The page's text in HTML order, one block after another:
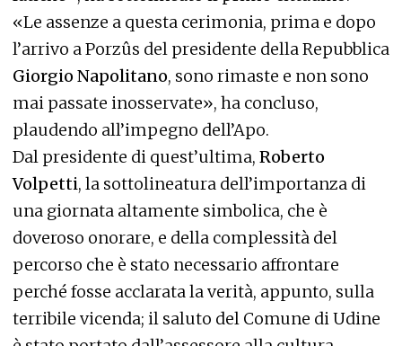
«Le assenze a questa cerimonia, prima e dopo
l’arrivo a Porzûs del presidente della Repubblica
Giorgio Napolitano, sono rimaste e non sono
mai passate inosservate», ha concluso,
plaudendo all’impegno dell’Apo.
Dal presidente di quest’ultima, Roberto
Volpetti, la sottolineatura dell’importanza di
una giornata altamente simbolica, che è
doveroso onorare, e della complessità del
percorso che è stato necessario affrontare
perché fosse acclarata la verità, appunto, sulla
terribile vicenda; il saluto del Comune di Udine